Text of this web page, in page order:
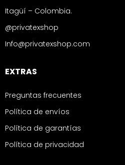
Itagüí – Colombia.
@privatexshop
Info@privatexshop.com
EXTRAS
Preguntas frecuentes
Política de envíos
Política de garantías
Política de privacidad